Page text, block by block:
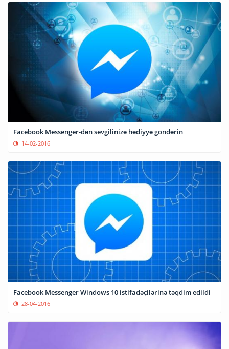
Facebook Messenger-dən sevgilinizə hədiyyə göndərin
14-02-2016
Facebook Messenger Windows 10 istifadəçilərinə təqdim edildi
28-04-2016